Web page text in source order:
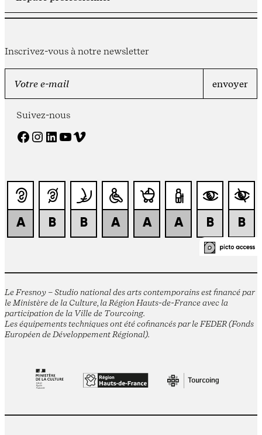
Inscrivez-vous à notre newsletter
Suivez-nous
Facebook Instagram LinkedIn YouTube Vimeo
Le Fresnoy – Studio national des arts contemporains est financé par
le Ministère de la Culture, la Région Hauts-de-France avec la
participation de la Ville de Tourcoing.
Les équipements techniques ont été cofinancés par le FEDER (Fonds
Européen de Développement Régional).